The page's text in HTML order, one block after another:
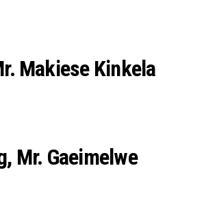
Makiese Kinkela
Mr. Gaeimelwe